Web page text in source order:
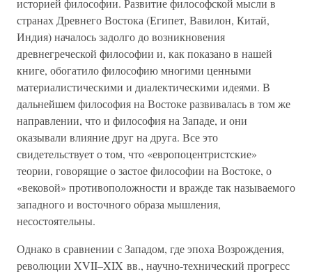
историей философии. Развитие философской мысли в
странах Древнего Востока (Египет, Вавилон, Китай,
Индия) началось задолго до возникновения
древнегреческой философии и, как показано в нашей
книге, обогатило философию многими ценными
материалистическими и диалектическими идеями. В
дальнейшем философия на Востоке развивалась в том же
направлении, что и философия на Западе, и они
оказывали влияние друг на друга. Все это
свидетельствует о том, что «европоцентристские»
теории, говорящие о застое философии на Востоке, о
«вековой» противоположности и вражде так называемого
западного и восточного образа мышления,
несостоятельны.
Однако в сравнении с Западом, где эпоха Возрождения,
революции XVII–XIX вв., научно-технический прогресс